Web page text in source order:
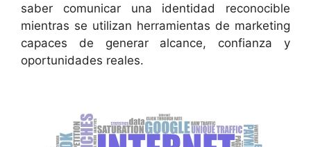
saber comunicar una identidad reconocible
mientras se utilizan herramientas de marketing
capaces de generar alcance, confianza y
oportunidades reales.